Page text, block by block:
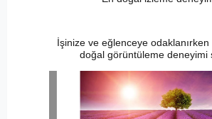
İşinize ve eğlenceye
doğal görüntüleme deneyimi